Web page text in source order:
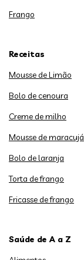
Frango
Receitas
Mousse de Limão
Bolo de cenoura
Creme de milho
Mousse de maracujá
Bolo de laranja
Torta de frango
Fricasse de frango
Saúde de A a Z